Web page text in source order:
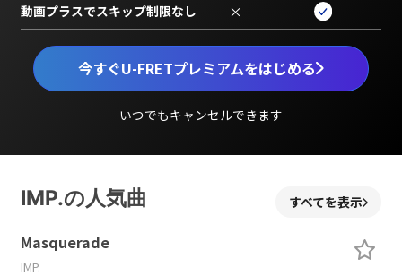
今すぐU-FRETプレミアムをはじめる
いつでもキャンセルできます
動画プラスでスキップ制限なし ×
IMP.の人気曲 すべてを表示
Masquerade
IMP.